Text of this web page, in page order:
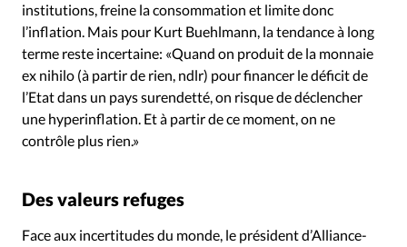
institutions, freine la consommation et limite donc
l’inflation. Mais pour Kurt Buehlmann, la tendance à long
terme reste incertaine: «Quand on produit de la monnaie
ex nihilo (à partir de rien, ndlr) pour financer le déficit de
l’Etat dans un pays surendetté, on risque de déclencher
une hyperinflation. Et à partir de ce moment, on ne
contrôle plus rien.»
Des valeurs refuges
Face aux incertitudes du monde, le président d’Alliance-